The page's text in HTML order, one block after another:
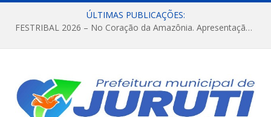
ÚLTIMAS PUBLICAÇÕES:
FESTRIBAL 2026 – No Coração da Amazônia. Apresentação da Munduruku.